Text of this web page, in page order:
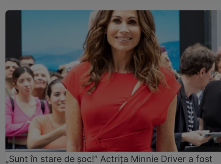
„Sunt în stare de șoc!” Actrița Minnie Driver a fost